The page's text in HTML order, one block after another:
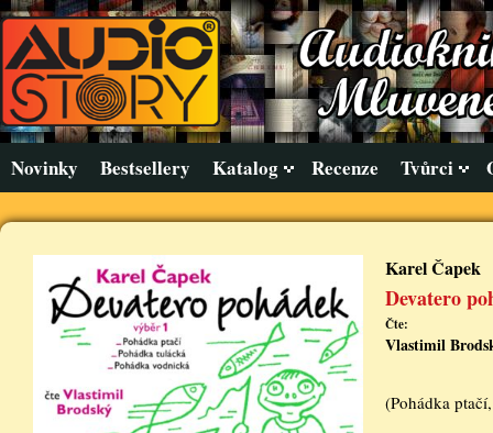
Novinky Bestsellery Katalog Recenze Tvůrci
Karel Čapek
Devatero
Čte:
Vlastimil
(Pohádka